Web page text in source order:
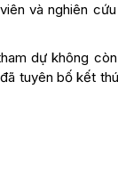
và nghiên
dự không
tuyên bố kết